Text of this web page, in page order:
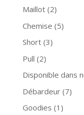
Maillot (2)
Chemise (5)
Short (3)
Pull (2)
Disponible dans
Débardeur (7)
Goodies (1)